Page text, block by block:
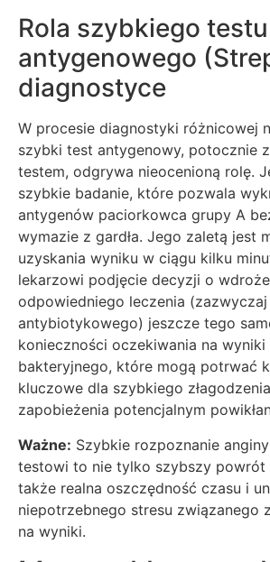
Rola szybkiego testu
antygenowego
diagnostyce
W procesie diagnostyki różnicowej
szybki test antygenowy, potocznie
testem, odgrywa nieocenioną rolę.
szybkie badanie, które pozwala
antygenów paciorkowca grupy A
wymazie z gardła. Jego zaletą jest
uzyskania wyniku w ciągu kilku
lekarzowi podjęcie decyzji o
odpowiedniego leczenia (zazwyczaj
antybiotykowego) jeszcze tego
konieczności oczekiwania na wyniki
bakteryjnego, które mogą potrwać
kluczowe dla szybkiego
zapobieżenia potencjalnym
Ważne: Szybkie rozpoznanie
testowi to nie tylko szybszy powrót
także realna oszczędność czasu i
niepotrzebnego stresu związanego
na wyniki.